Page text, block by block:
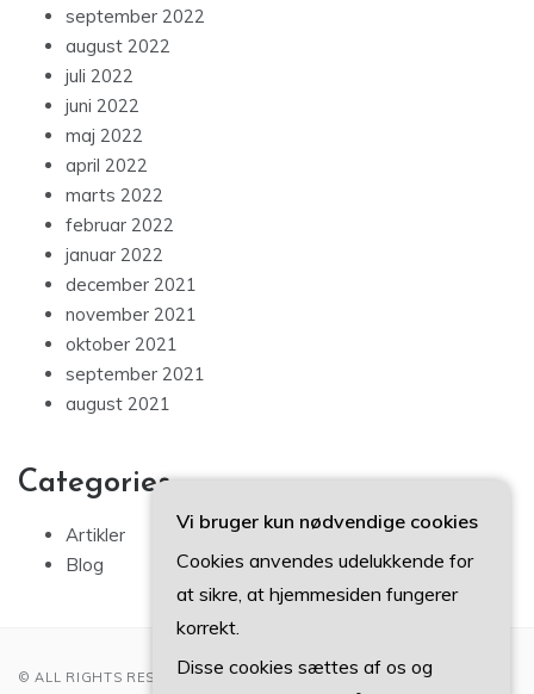
september 2022
august 2022
juli 2022
juni 2022
maj 2022
april 2022
marts 2022
februar 2022
januar 2022
december 2021
november 2021
oktober 2021
september 2021
august 2021
Categories
Artikler
Blog
© ALL RIGHTS RESERVED 2022
Vi bruger kun nødvendige cookies
Cookies anvendes udelukkende for
at sikre, at hjemmesiden fungerer
korrekt.
Disse cookies sættes af os og